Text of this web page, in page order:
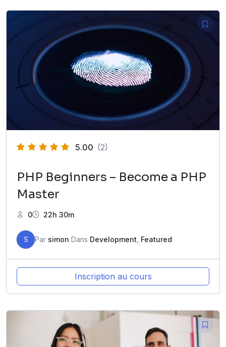
5.00 (2)
PHP Beginners – Become a PHP
Master
0 22h 30m
S Par simon Dans Development Featured
Inscription au cours